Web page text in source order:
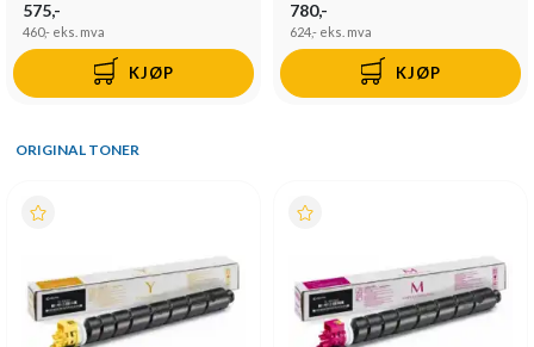
575,-
460,- eks. mva
KJØP
780,-
624,- eks. mva
KJØP
ORIGINAL TONER